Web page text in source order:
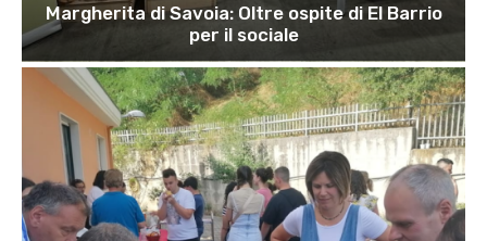
Margherita di Savoia: Oltre ospite di El Barrio
per il sociale